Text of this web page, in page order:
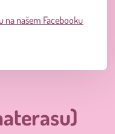
na našem Facebooku